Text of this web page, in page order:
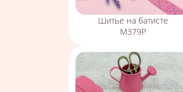
Шитье на батисте
М379Р